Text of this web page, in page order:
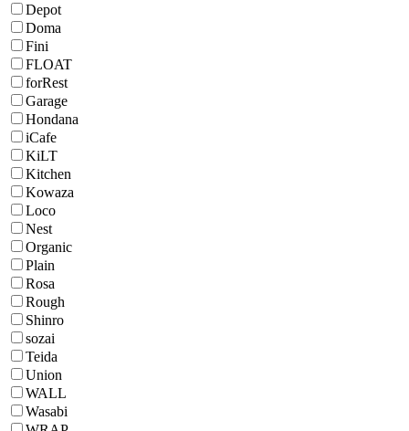
Depot
Doma
Fini
FLOAT
forRest
Garage
Hondana
iCafe
KiLT
Kitchen
Kowaza
Loco
Nest
Organic
Plain
Rosa
Rough
Shinro
sozai
Teida
Union
WALL
Wasabi